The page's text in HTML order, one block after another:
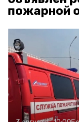
пожарной